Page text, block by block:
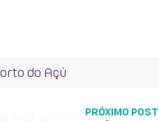
do Açú
PRÓXIMO POST